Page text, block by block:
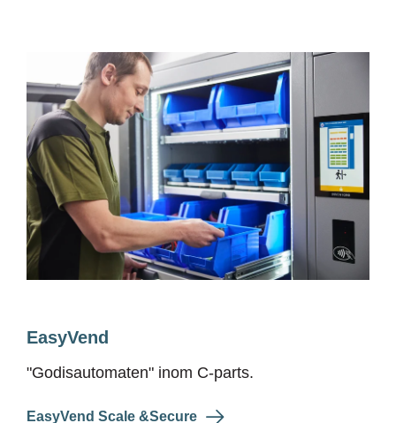
EasyVend
"Godisautomaten" inom C-parts.
EasyVend Scale &Secure